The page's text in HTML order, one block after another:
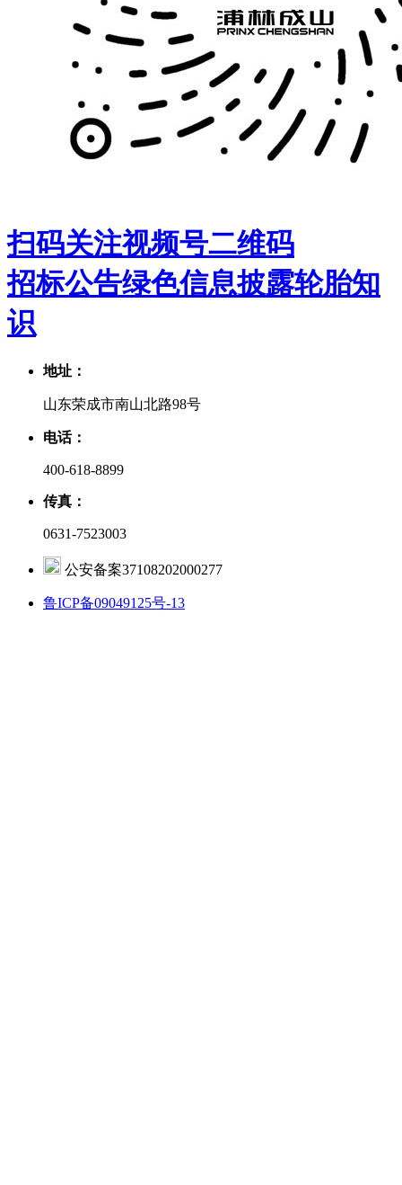
扫码关注视频号二维码
招标公告绿色信息披露轮胎知
识
地址：
山东荣成市南山北路98号
电话：
400-618-8899
传真：
0631-7523003
公安备案37108202000277
鲁ICP备09049125号-13